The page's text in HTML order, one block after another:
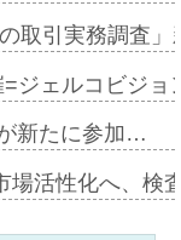
取引実務調査
ジェルコビジ
新たに参加…
場活性化へ、検